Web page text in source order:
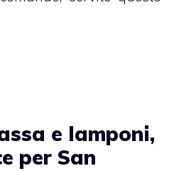
e lamponi,
per San